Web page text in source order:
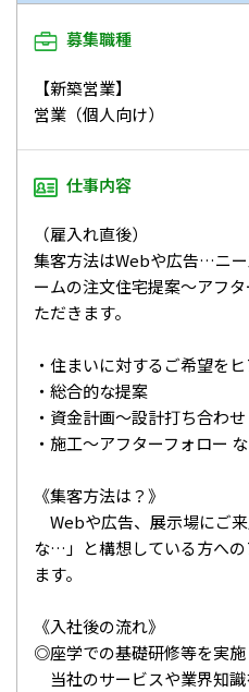
募集職種
【新築営業】
営業（個人向け）
仕事内容
（雇入れ直後）
集客方法はWebや広告…ニ
ームの注文住宅提案～アフ
ただきます。
・住まいに対するご希望を
・総合的な提案
・資金計画～設計打ち合わせ
・施工～アフターフォロー
《集客方法は？》
Webや広告、展示場にご
な…」と構想している方へ
ます。
《入社後の流れ》
◎座学での基礎研修等を実施
当社のサービスや業界知